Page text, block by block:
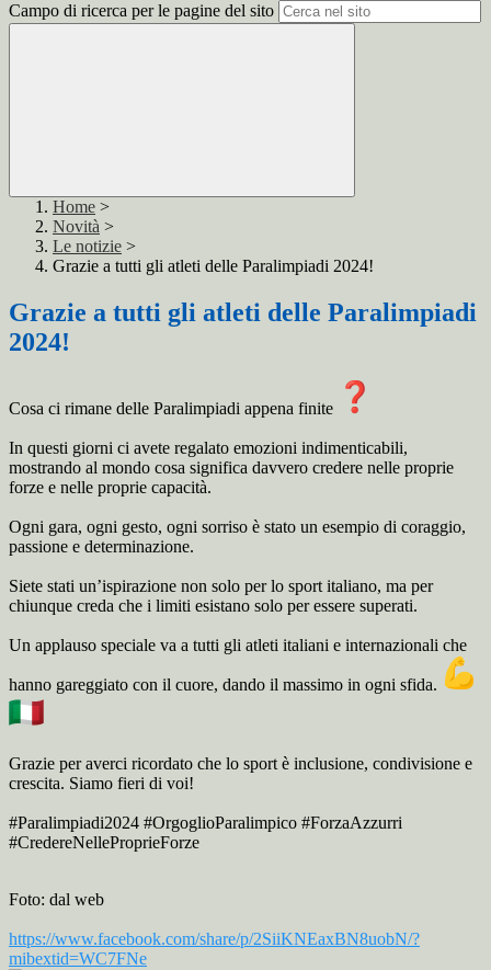
Campo di ricerca per le pagine del sito
Home >
Novità >
Le notizie >
Grazie a tutti gli atleti delle Paralimpiadi 2024!
Grazie a tutti gli atleti delle Paralimpiadi
2024!
Cosa ci rimane delle Paralimpiadi appena finite
In questi giorni ci avete regalato emozioni indimenticabili,
mostrando al mondo cosa significa davvero credere nelle proprie
forze e nelle proprie capacità.
Ogni gara, ogni gesto, ogni sorriso è stato un esempio di coraggio,
passione e determinazione.
Siete stati un’ispirazione non solo per lo sport italiano, ma per
chiunque creda che i limiti esistano solo per essere superati.
Un applauso speciale va a tutti gli atleti italiani e internazionali che
hanno gareggiato con il cuore, dando il massimo in ogni sfida.
Grazie per averci ricordato che lo sport è inclusione, condivisione e
crescita. Siamo fieri di voi!
#Paralimpiadi2024 #OrgoglioParalimpico #ForzaAzzurri
#CredereNelleProprieForze
Foto: dal web
https://www.facebook.com/share/p/2SiiKNEaxBN8uobN/?
mibextid=WC7FNe